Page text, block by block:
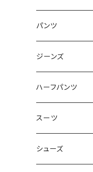
50/XL～
48/L
50/XL～
46/M
48/L
50/XL～
～44/S
46/M
48/L
50/XL～
パンツ
～44/S
46/M
48/L
50/XL～
ジーンズ
～44/S
46/M
48/L
ハーフパンツ
～44/S
46/M
スーツ
～44/S
シューズ